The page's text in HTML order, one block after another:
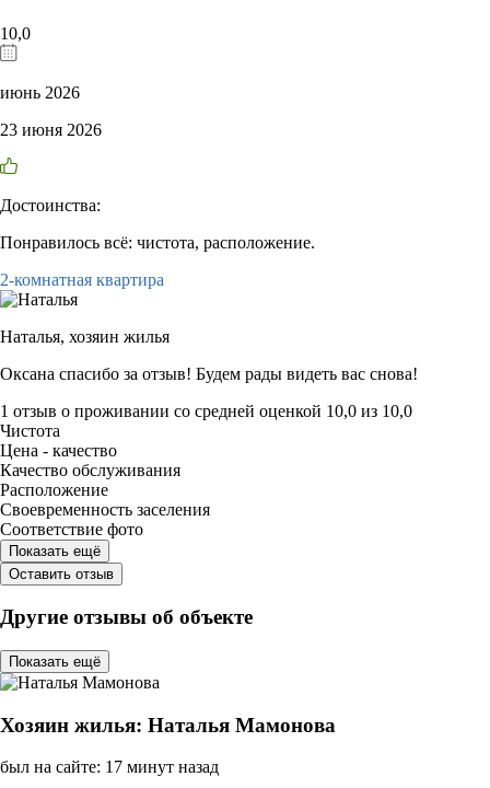
10,0
июнь 2026
23 июня 2026
Достоинства:
Понравилось всё: чистота, расположение.
2-комнатная квартира
Наталья, хозяин жилья
Оксана спасибо за отзыв! Будем рады видеть вас снова!
1 отзыв о проживании со средней оценкой 10,0 из 10,0
Чистота
Цена - качество
Качество обслуживания
Расположение
Своевременность заселения
Соответствие фото
Показать ещё
Оставить отзыв
Другие отзывы об объекте
Показать ещё
Хозяин жилья: Наталья Мамонова
был на сайте: 17 минут назад